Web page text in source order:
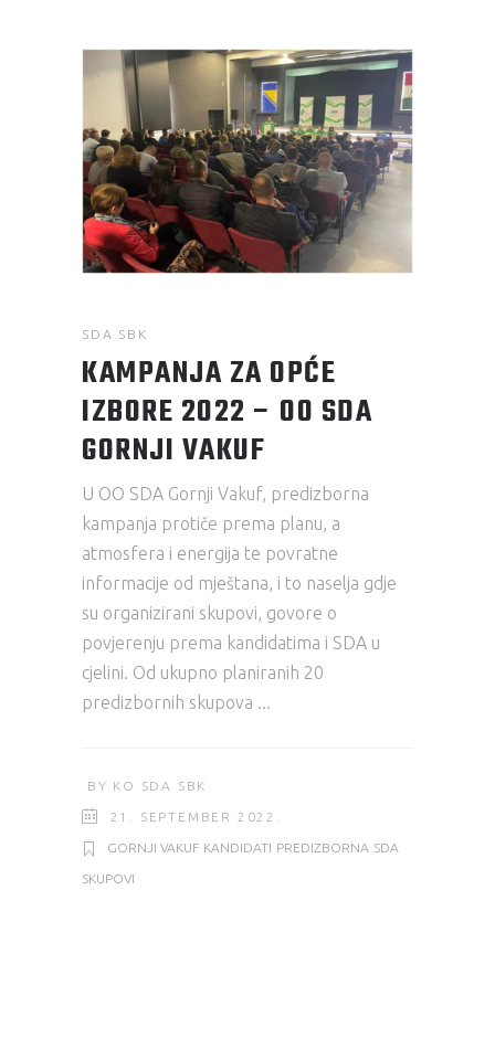
SDA SBK
KAMPANJA ZA OPĆE
IZBORE 2022 – OO SDA
GORNJI VAKUF
U OO SDA Gornji Vakuf, predizborna
kampanja protiče prema planu, a
atmosfera i energija te povratne
informacije od mještana, i to naselja gdje
su organizirani skupovi, govore o
povjerenju prema kandidatima i SDA u
cjelini. Od ukupno planiranih 20
predizbornih skupova
BY KO SDA SBK
21. SEPTEMBER 2022.
GORNJI VAKUF KANDIDATI PREDIZBORNA SDA
SKUPOVI